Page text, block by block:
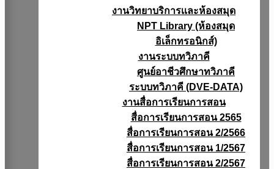
งานวิทยาบริการเเละห้องสมุด
NPT Library (ห้องสมุด
อิเล็กทรอนิกส์)
งานระบบทวิภาคี
ศูนย์อาชีวศึกษาทวิภาคี
ระบบทวิภาคี (DVE-DATA)
งานสื่อการเรียนการสอน
สื่อการเรียนการสอน 2565
สื่อการเรียนการสอน 2/2566
สื่อการเรียนการสอน 1/2567
สื่อการเรียนการสอน 2/2567